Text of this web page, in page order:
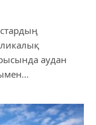
аудан